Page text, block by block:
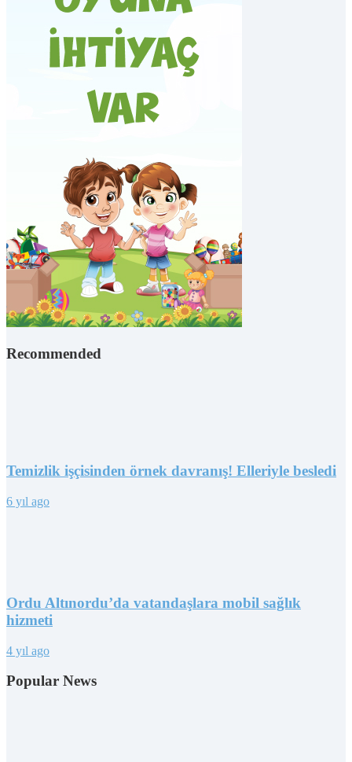
Recommended
Temizlik işçisinden örnek davranış! Elleriyle besledi
6 yıl ago
Ordu Altınordu’da vatandaşlara mobil sağlık
hizmeti
4 yıl ago
Popular News